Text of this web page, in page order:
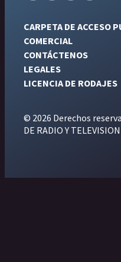
CARPETA DE ACCESO
COMERCIAL
CONTÁCTENOS
LEGALES
LICENCIA DE RODAJES
© 2026 Derechos
DE RADIO Y